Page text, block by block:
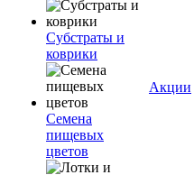
Субстраты и
коврики
Семена
пищевых
цветов
Акции